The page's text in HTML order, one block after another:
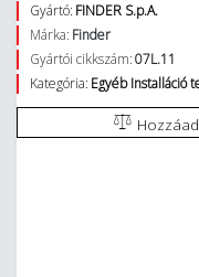
Gyártó: FINDER S.p.A.
Márka: Finder
Gyártói cikkszám:07L.11
Kategória: Egyéb Installáció